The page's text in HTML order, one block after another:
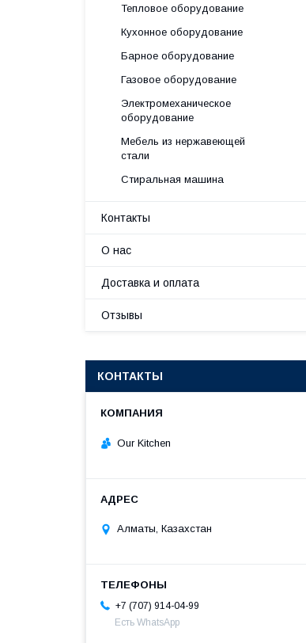
Тепловое оборудование
Кухонное оборудование
Барное оборудование
Газовое оборудование
Электромеханическое
оборудование
Мебель из нержавеющей
стали
Стиральная машина
Контакты
О нас
Доставка и оплата
Отзывы
КОНТАКТЫ
Our Kitchen
Алматы, Казахстан
+7 (707) 914-04-99
Есть WhatsApp